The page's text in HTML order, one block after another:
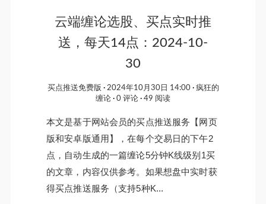
云端缠论选股、买点实时推
送，每天14点：2024-10-
30
买点推送免费版 2024年10月30日 14:00
疯狂的
缠论
0 评论 49 阅读
本文是基于网站会员的买点推送服务【网页
版和安卓版通用】，在每个交易日的下午2
点，自动生成的一篇缠论5分钟K线级别1买
的文章，内容仅供参考。如果想盘中实时获
得买点推送服务（支持5种K...